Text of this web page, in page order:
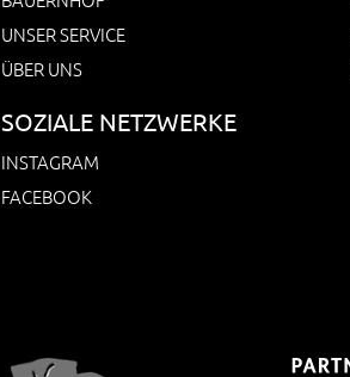
UNSER SERVICE
ÜBER UNS
SOZIALE NETZWERKE
INSTAGRAM
FACEBOOK